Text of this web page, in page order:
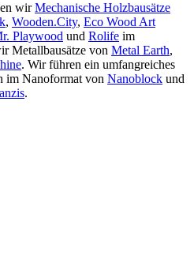
wirMechanische Holzbausätze
, Wooden.City, Eco Wood Art
Playwood und Rolife im
Metallbausätze von Metal Earth,
. Wir führen ein umfangreiches
im Nanoformat von Nanoblock und
.